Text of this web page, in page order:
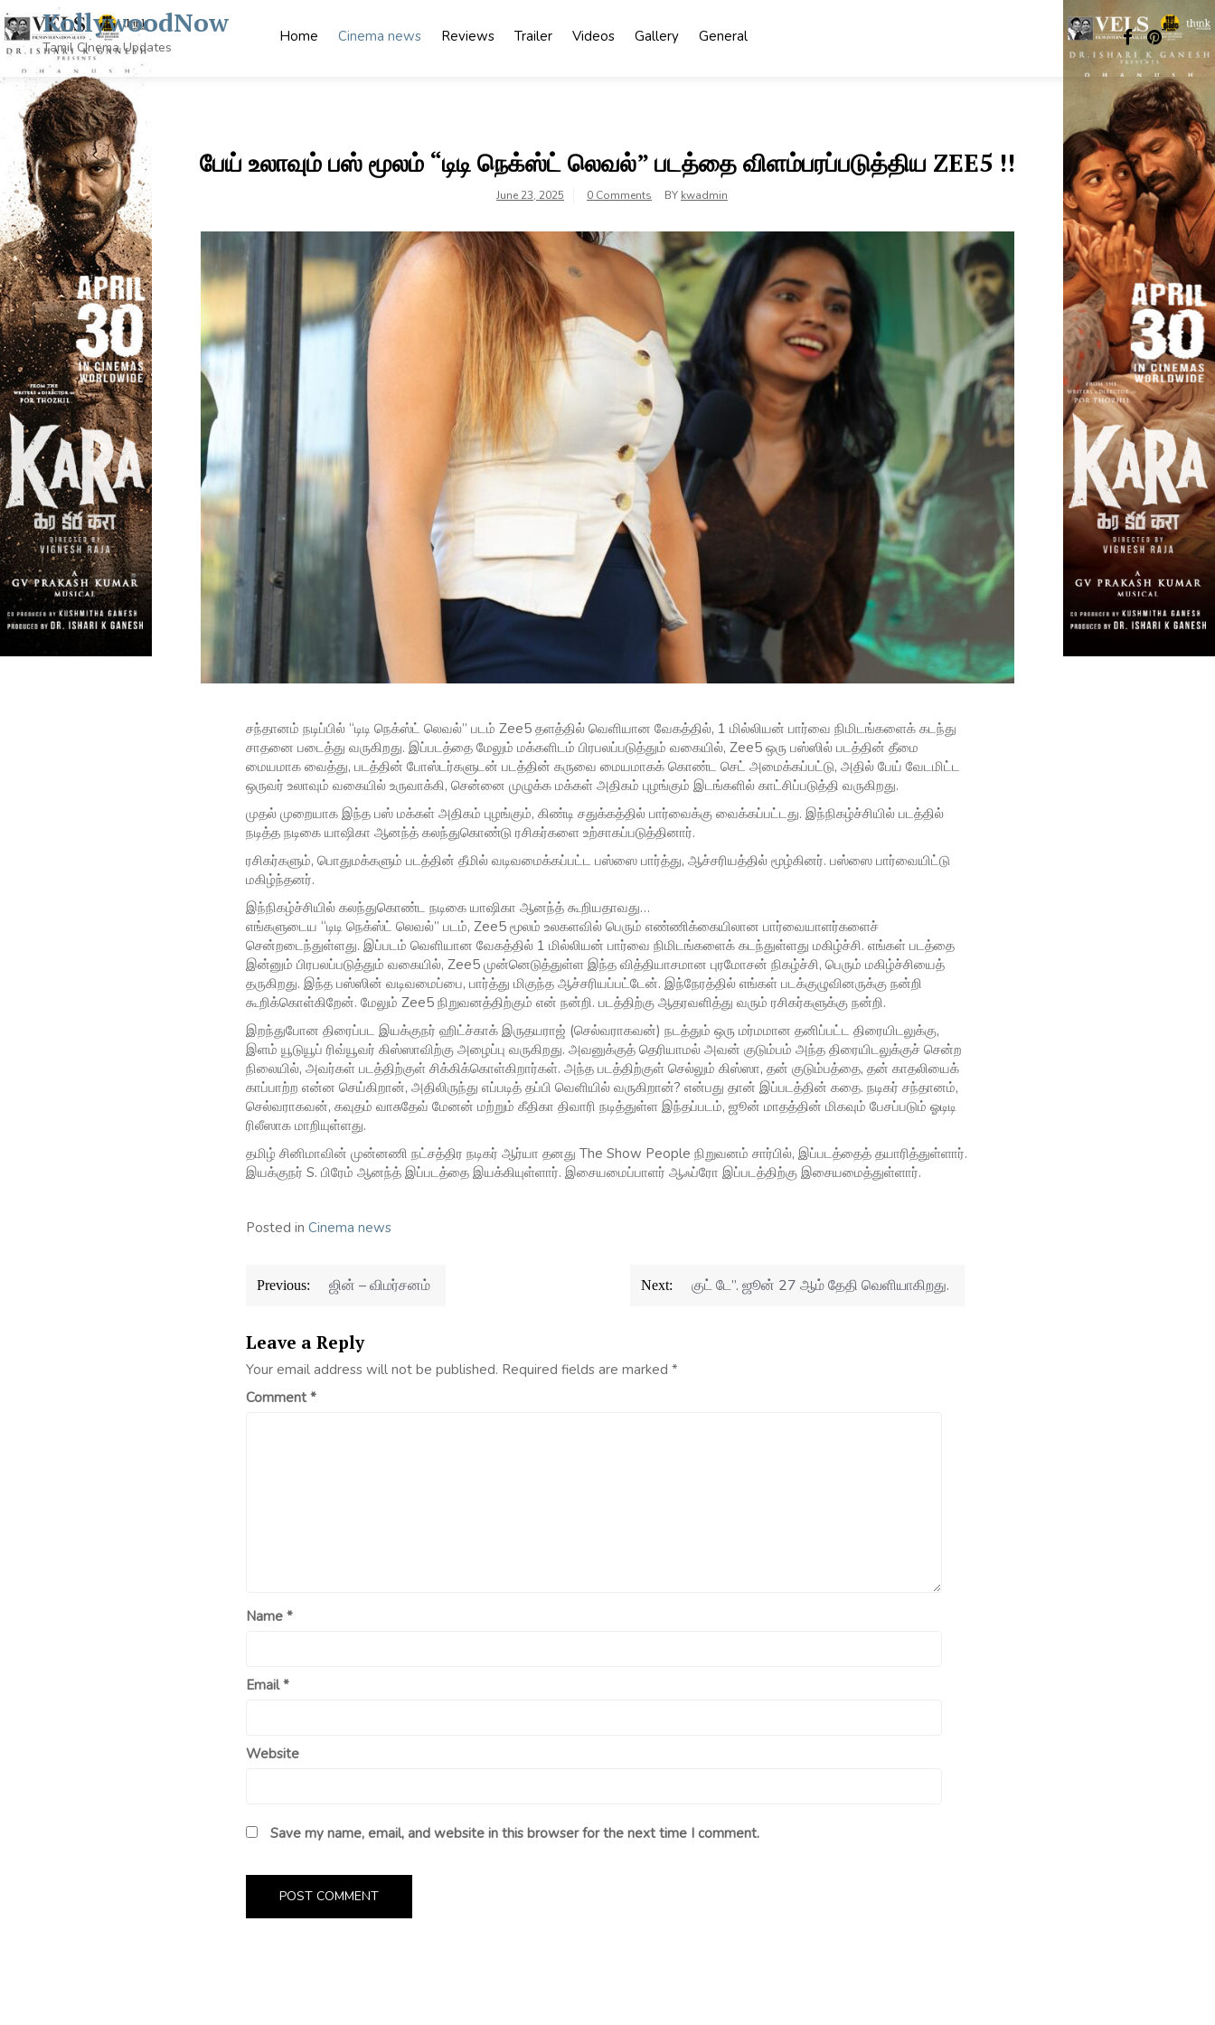
Skip
to
content
KollywoodNow
Tamil CInema Updates
Home Cinema news Reviews Trailer Videos Gallery General
பேய் உலாவும் பஸ் மூலம் “டிடி நெக்ஸ்ட் லெவல்” படத்தை விளம்பரப்படுத்திய ZEE5 !!
June 23, 2025 0 Comments BY kwadmin
சந்தானம் நடிப்பில் “டிடி நெக்ஸ்ட் லெவல்” படம் Zee5 தளத்தில் வெளியான வேகத்தில், 1 மில்லியன் பார்வை நிமிடங்களைக் கடந்து
சாதனை படைத்து வருகிறது. இப்படத்தை மேலும் மக்களிடம் பிரபலப்படுத்தும் வகையில், Zee5 ஒரு பஸ்ஸில் படத்தின் தீமை
மையமாக வைத்து, படத்தின் போஸ்டர்களுடன் படத்தின் கருவை மையமாகக் கொண்ட செட் அமைக்கப்பட்டு, அதில் பேய் வேடமிட்ட
ஒருவர் உலாவும் வகையில் உருவாக்கி, சென்னை முழுக்க மக்கள் அதிகம் புழங்கும் இடங்களில் காட்சிப்படுத்தி வருகிறது.
முதல் முறையாக இந்த பஸ் மக்கள் அதிகம் புழங்கும், கிண்டி சதுக்கத்தில் பார்வைக்கு வைக்கப்பட்டது. இந்நிகழ்ச்சியில் படத்தில்
நடித்த நடிகை யாஷிகா ஆனந்த் கலந்துகொண்டு ரசிகர்களை உற்சாகப்படுத்தினார்.
ரசிகர்களும், பொதுமக்களும் படத்தின் தீமில் வடிவமைக்கப்பட்ட பஸ்ஸை பார்த்து, ஆச்சரியத்தில் மூழ்கினர். பஸ்ஸை பார்வையிட்டு
மகிழ்ந்தனர்.
இந்நிகழ்ச்சியில் கலந்துகொண்ட நடிகை யாஷிகா ஆனந்த் கூறியதாவது…
எங்களுடைய “டிடி நெக்ஸ்ட் லெவல்” படம், Zee5 மூலம் உலகளவில் பெரும் எண்ணிக்கையிலான பார்வையாளர்களைச்
சென்றடைந்துள்ளது. இப்படம் வெளியான வேகத்தில் 1 மில்லியன் பார்வை நிமிடங்களைக் கடந்துள்ளது மகிழ்ச்சி. எங்கள் படத்தை
இன்னும் பிரபலப்படுத்தும் வகையில், Zee5 முன்னெடுத்துள்ள இந்த வித்தியாசமான புரமோசன் நிகழ்ச்சி, பெரும் மகிழ்ச்சியைத்
தருகிறது. இந்த பஸ்ஸின் வடிவமைப்பை, பார்த்து மிகுந்த ஆச்சரியப்பட்டேன். இந்நேரத்தில் எங்கள் படக்குழுவினருக்கு நன்றி
கூறிக்கொள்கிறேன். மேலும் Zee5 நிறுவனத்திற்கும் என் நன்றி. படத்திற்கு ஆதரவளித்து வரும் ரசிகர்களுக்கு நன்றி.
இறந்துபோன திரைப்பட இயக்குநர் ஹிட்ச்காக் இருதயராஜ் (செல்வராகவன்) நடத்தும் ஒரு மர்மமான தனிப்பட்ட திரையிடலுக்கு,
இளம் யூடுயூப் ரிவ்யூவர் கிஸ்ஸாவிற்கு அழைப்பு வருகிறது. அவனுக்குத் தெரியாமல் அவன் குடும்பம் அந்த திரையிடலுக்குச் சென்ற
நிலையில், அவர்கள் படத்திற்குள் சிக்கிக்கொள்கிறார்கள். அந்த படத்திற்குள் செல்லும் கிஸ்ஸா, தன் குடும்பத்தை, தன் காதலியைக்
காப்பாற்ற என்ன செய்கிறான், அதிலிருந்து எப்படித் தப்பி வெளியில் வருகிறான்? என்பது தான் இப்படத்தின் கதை. நடிகர் சந்தானம்,
செல்வராகவன், கவுதம் வாசுதேவ் மேனன் மற்றும் கீதிகா திவாரி நடித்துள்ள இந்தப்படம், ஜூன் மாதத்தின் மிகவும் பேசப்படும் ஓடிடி
ரிலீஸாக மாறியுள்ளது.
தமிழ் சினிமாவின் முன்னணி நட்சத்திர நடிகர் ஆர்யா தனது The Show People நிறுவனம் சார்பில், இப்படத்தைத் தயாரித்துள்ளார்.
இயக்குநர் S. பிரேம் ஆனந்த் இப்படத்தை இயக்கியுள்ளார். இசையமைப்பாளர் ஆஃப்ரோ இப்படத்திற்கு இசையமைத்துள்ளார்.
Posted in Cinema news
Post
navigation
Previous: ஜின் – விமர்சனம் Next: குட் டே”. ஜூன் 27 ஆம் தேதி வெளியாகிறது.
Leave a Reply
Your email address will not be published. Required fields are marked *
Comment*
Name *
Email*
Website
Save my name, email, and website in this browser for the next time I comment.